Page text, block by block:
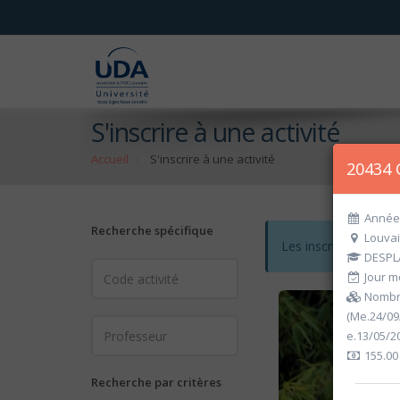
S'inscrire à une activité
Accueil S'inscrire à une activité
Recherche spécifique
Recherche par critères
Les inscriptions
Jour
(Me.24/
e.13/05/